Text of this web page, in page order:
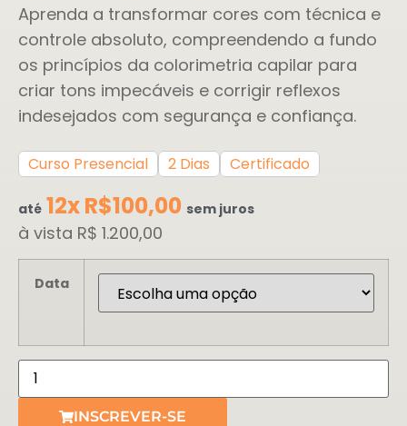
Aprenda a transformar cores com técnica e
controle absoluto, compreendendo a fundo
os princípios da colorimetria capilar para
criar tons impecáveis e corrigir reflexos
indesejados com segurança e confiança.
Curso Presencial 2 Dias Certificado
até 12x R$100,00 sem juros
à vista R$ 1.200,00
Data
INSCREVER-SE